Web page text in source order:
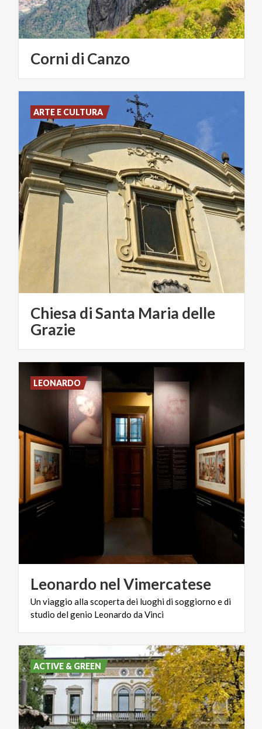
Corni di Canzo
Chiesa di Santa Maria delle
Grazie
ARTE E CULTURA
Leonardo nelVimercatese
Unviaggio allascopertadei luoghidisoggiorno edi
studio delgenio Leonardo daVinci
LEONARDO
ACTIVE & GREEN